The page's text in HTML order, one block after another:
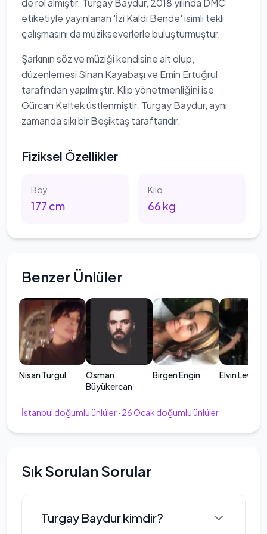
de rol almıştır. Turgay Baydur, 2018 yılında DMC
etiketiyle yayınlanan 'İzi Kaldı Bende' isimli tekli
çalışmasını da müzikseverlerle buluşturmuştur.
Şarkının söz ve müziği kendisine ait olup,
düzenlemesi Sinan Kayabaşı ve Emin Ertuğrul
tarafından yapılmıştır. Klip yönetmenliğini ise
Gürcan Keltek üstlenmiştir. Turgay Baydur, aynı
zamanda sıkı bir Beşiktaş taraftarıdır.
Fiziksel Özellikler
Boy
177 cm
Kilo
66 kg
Benzer Ünlüler
Nisan Turgul
Osman
Büyükercan
Birgen Engin Elvin Levinler
İstanbul doğumlu ünlüler· 26Ocak doğumlu ünlüler
Sık Sorulan Sorular
Turgay Baydur kimdir?